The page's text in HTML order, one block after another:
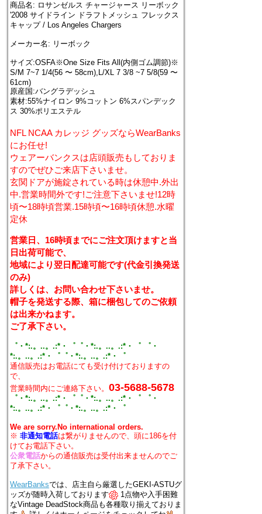
商品名: ロサンゼルス チャージャース リーボック
'2008 サイドライン ドラフトメッシュ フレックス
キャップ / Los Angeles Chargers
メーカー名: リーボック
サイズ:OSFA※One Size Fits All(内側ゴム調節)※
S/M 7~7 1/4(56 〜 58cm),L/XL 7 3/8 ~7 5/8(59 〜
61cm)
原産国:バングラデッシュ
素材:55%ナイロン 9%コットン 6%スパンデック
ス 30%ポリエステル
NFL NCAA カレッジ グッズならWearBanks
にお任せ!
ウェアーバンクスは店頭販売もしておりま
すのでぜひご来店下さいませ。
玄関ドアが施錠されている時は休憩中.外出
中.営業時間外です!ご注意下さいませ!12時
頃〜18時頃営業.15時頃〜16時頃休憩.水曜
定休
営業日、16時頃までにご注文頂けますと当
日出荷可能で、
地域により翌日配達可能です(代金引換発送
のみ)
詳しくは、お問い合わせ下さいませ。
帽子を発送する際、箱に梱包してのご依頼
は出来かねます。
ご了承下さい。
゜・*:.。..。.:*・゜゜・*:.。..。.:*・゜ ゜・
*:.。..。.:*・゜゜・*:.。..。.:*・゜
通信販売はお電話にても受け付けておりますの
で、
営業時間内にご連絡下さい。03-5688-5678
゜・*:.。..。.:*・゜゜・*:.。..。.:*・゜ ゜・
*:.。..。.:*・゜゜・*:.。..。.:*・゜
We are sorry.No international orders.
※ 非通知電話は繋がりませんので、頭に186を付
けてお電話下さい。
公衆電話からの通信販売は受付出来ませんのでご
了承下さい。
WearBanksでは、店主自ら厳選したGEKI-ASTUグ
ッズが随時入荷しております
1点物や入手困難
なVintage DeadStock商品も各種取り揃えておりま